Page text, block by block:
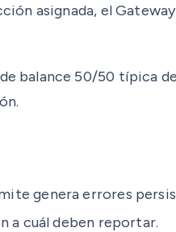
asignada, el
balance 50/50 típica
genera errores
a cuál deben reportar.